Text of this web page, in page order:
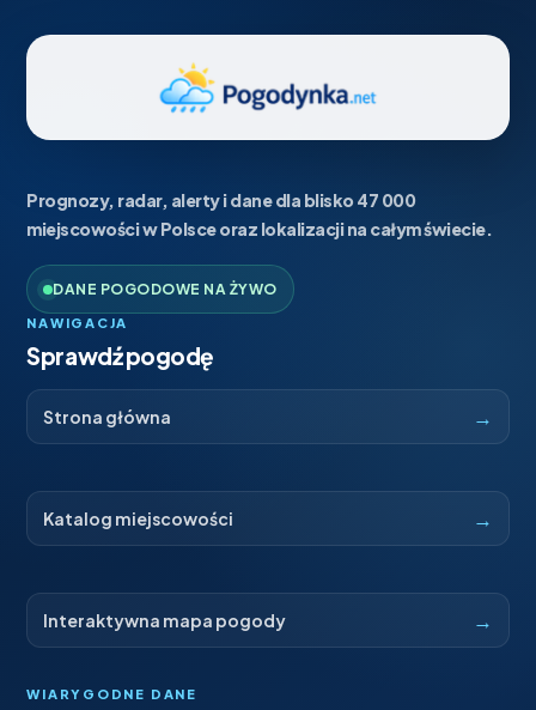
Prognozy, radar, alerty i dane dla blisko 47 000
miejscowości w Polsce oraz lokalizacji na całym świecie.
DANE POGODOWE NA ŻYWO
NAWIGACJA
Sprawdź pogodę
Strona główna →
Katalog miejscowości →
Interaktywna mapa pogody →
WIARYGODNE DANE